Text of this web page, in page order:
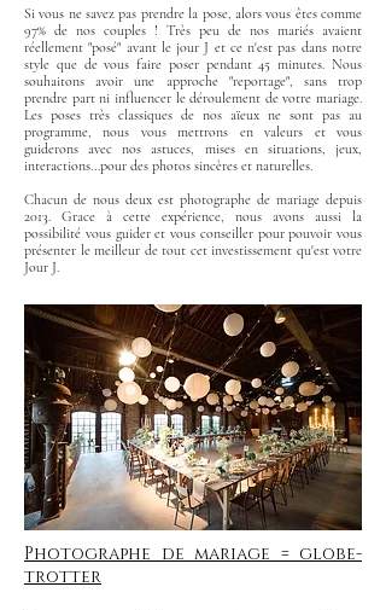
Si vous ne savez pas prendre la pose, alors vous êtes comme
97% de nos couples ! Très peu de nos mariés avaient
réellement "posé" avant le jour J et ce n'est pas dans notre
style que de vous faire poser pendant 45 minutes. Nous
souhaitons avoir une approche "reportage", sans trop
prendre part ni influencer le déroulement de votre mariage.
Les poses très classiques de nos aïeux ne sont pas au
programme, nous vous mettrons en valeurs et vous
guiderons avec nos astuces, mises en situations, jeux,
interactions...pour des photos sincères et naturelles.
Chacun de nous deux est photographe de mariage depuis
2013. Grace à cette expérience, nous avons aussi la
possibilité vous guider et vous conseiller pour pouvoir vous
présenter le meilleur de tout cet investissement qu'est votre
Jour J.
Photographe de mariage = globe-
trotter